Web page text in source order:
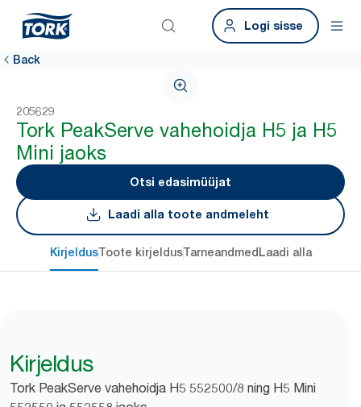
Logi sisse
Back
205629
Tork PeakServe vahehoidja H5 ja H5
Mini jaoks
Otsi edasimüüjat
Laadi alla toote andmeleht
KirjeldusToote kirjeldusTarneandmed Laadi alla
Kirjeldus
Tork PeakServe vahehoidja H5 552500/8 ning H5 Mini